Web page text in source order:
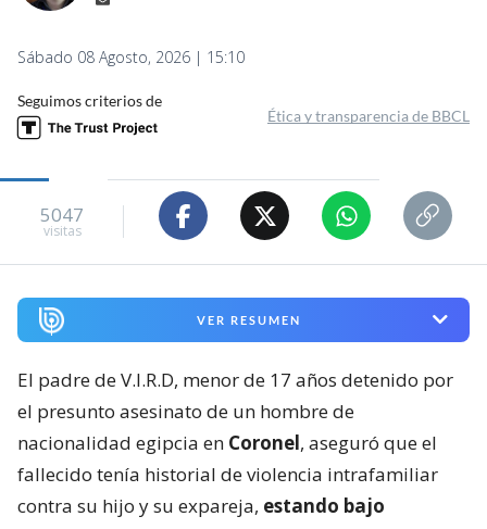
Sábado 08 Agosto, 2026 | 15:10
Seguimos criterios de
Ética y transparencia de BBCL
5047
visitas
VER RESUMEN
El padre de V.I.R.D, menor de 17 años detenido por
el presunto asesinato de un hombre de
nacionalidad egipcia en Coronel, aseguró que el
fallecido tenía historial de violencia intrafamiliar
contra su hijo y su expareja, estando bajo